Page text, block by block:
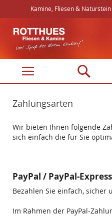
Kamine, Fliesen &
Direkt
zum
Inhalt
Zahlungsarten
Wir bieten Ihnen folgende
sich einfach die für Sie
PayPal / PayPal-Express
Bezahlen Sie einfach, sicher
Im Rahmen der PayPal-